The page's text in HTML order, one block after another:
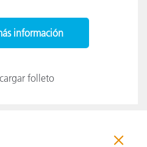
información
folleto